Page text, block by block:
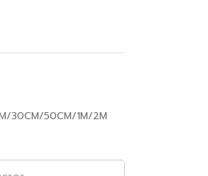
30CM/50CM/1M/2M